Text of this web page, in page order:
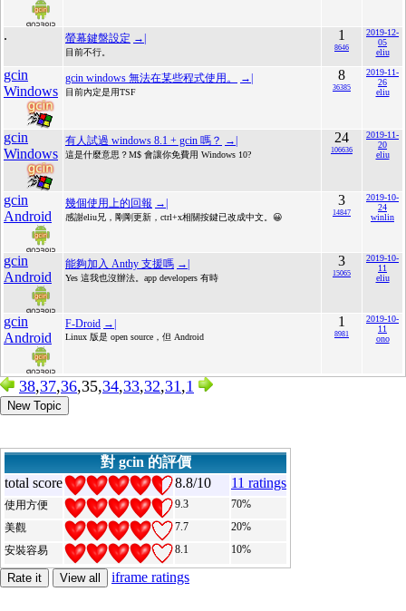
. 螢幕鍵盤設定 →|
目前不行。
1
8646
2019-12-
05
eliu
gcin
Windows
gcin windows 無法在某些程式使用。 →|
目前內定是用TSF
8
36385
2019-11-
26
eliu
gcin
Windows
有人試過 windows 8.1 + gcin 嗎？ →|
這是什麼意思？M$ 會讓你免費用 Windows 10?
24
106636
2019-11-
20
eliu
gcin
Android
幾個使用上的回報 →|
感謝eliu兄，剛剛更新，ctrl+x相關按鍵已改成中文。😀
3
14847
2019-10-
24
winlin
gcin
Android
能夠加入 Anthy 支援嗎 →|
Yes 這我也沒辦法。app developers 有時
3
15065
2019-10-
11
eliu
gcin
Android
F-Droid →|
Linux 版是 open source，但 Android
1
8981
2019-10-
11
ono
38,37,36,35,34,33,32,31,1
New Topic
對 gcin 的評價
total score
8.8/10 11 ratings
使用方便 9.3
70%
美觀
7.7
20%
安裝容易
8.1 10%
Rate it View all iframe ratings